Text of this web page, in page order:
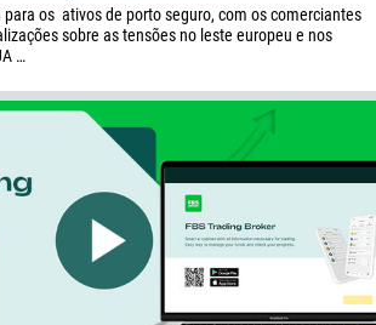
os ativos de porto seguro, com os comerciantes
sobre as tensões no leste europeu e nos
…
se necessário
ME LIGUE DE VOLTA